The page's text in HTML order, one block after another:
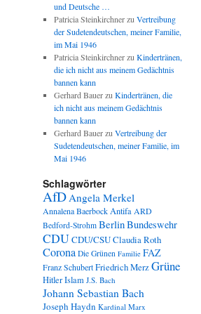
und Deutsche …
Patricia Steinkirchnerzu Vertreibung
der Sudetendeutschen, meiner Familie,
im Mai 1946
Patricia Steinkirchnerzu Kindertränen,
die ich nicht aus meinem Gedächtnis
bannen kann
Gerhard Bauerzu Kindertränen, die
ich nicht aus meinem Gedächtnis
bannen kann
Gerhard Bauerzu Vertreibung der
Sudetendeutschen, meiner Familie, im
Mai 1946
Schlagwörter
AfDAngela Merkel
Annalena BaerbockAntifa ARD
Bedford-Strohm BerlinBundeswehr
CDUCDU/CSUClaudia Roth
Corona Die Grünen Familie FAZ
Franz SchubertFriedrich MerzGrüne
HitlerIslam J.S. Bach
Johann Sebastian Bach
Joseph Haydn Kardinal Marx